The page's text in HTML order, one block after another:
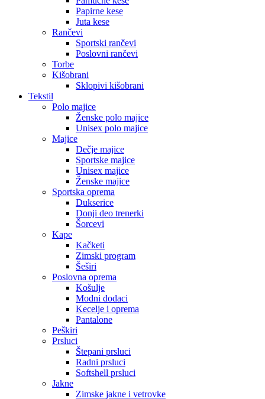
Papirne kese
Juta kese
Rančevi
Sportski rančevi
Poslovni rančevi
Torbe
Kišobrani
Sklopivi kišobrani
Tekstil
Polo majice
Ženske polo majice
Unisex polo majice
Majice
Dečje majice
Sportske majice
Unisex majice
Ženske majice
Sportska oprema
Dukserice
Donji deo trenerki
Šorcevi
Kape
Kačketi
Zimski program
Šeširi
Poslovna oprema
Košulje
Modni dodaci
Kecelje i oprema
Pantalone
Peškiri
Prsluci
Štepani prsluci
Radni prsluci
Softshell prsluci
Jakne
Zimske jakne i vetrovke